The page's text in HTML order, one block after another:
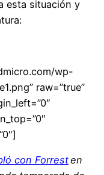
esta situación y
:
wp-
raw=”true”
con Forresten